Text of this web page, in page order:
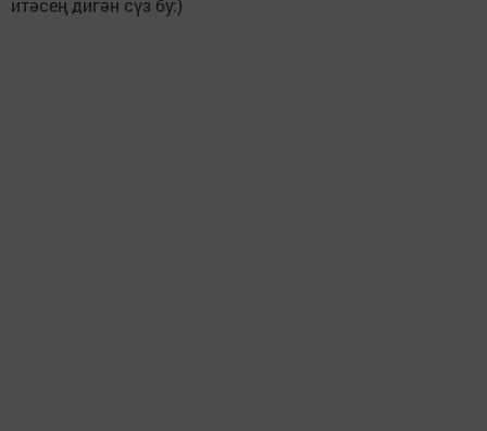
итәсең дигән сүз бу:)